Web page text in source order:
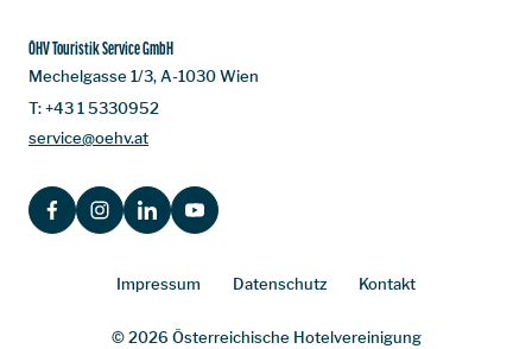
ÖHV Touristik Service GmbH
Mechelgasse 1/3, A-1030 Wien
T:+43 1 5330952
service@oehv.at
FACEBOOKINSTAGRAMLINKEDINYOUTUBE
Impressum Datenschutz Kontakt
© 2026 Österreichische Hotelvereinigung